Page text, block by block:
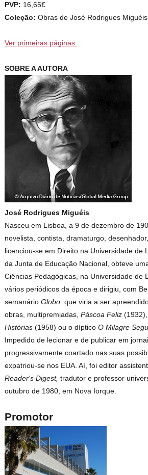
PVP: 16,65€
Coleção:Obras de José Rodrigues Miguéis
Ver primeiras páginas
SOBRE A AUTORA
José Rodrigues Miguéis
Nasceu em Lisboa, a 9 de dezembro de
novelista, contista, dramaturgo,
licenciou-se em Direito na Universidade de
da Junta de Educação Nacional, obteve
Ciências Pedagógicas, na Universidade de
vários periódicos da época e dirigiu, com
semanárioGlobo,que viria a ser
obras, multipremiadas,Páscoa Feliz
Histórias(1958) ou o dípticoO Milagre
Impedido de lecionar e de publicar em
progressivamente coartado nas suas
expatriou-se nos EUA. Aí, foi editor
Reader's Digest,tradutor e professor
outubro de 1980, em Nova Iorque.
Promotor